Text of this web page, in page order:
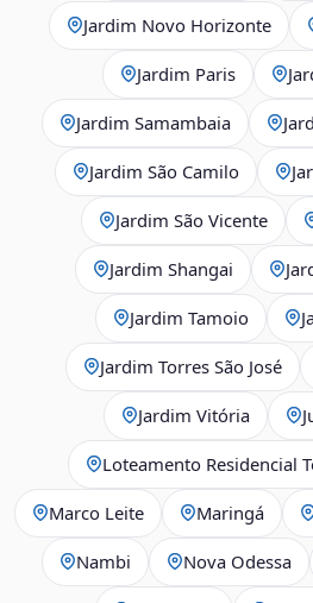
Jardim Novo Horizonte
Jardim Paris
Jardim Samambaia
Jardim São Camilo
Jardim São Vicente
Jardim Shangai
Jardim Tamoio
Jardim Torres São José
Jardim Vitória
Loteamento Residencial
Marco Leite Maringá
Nambi Nova Odessa